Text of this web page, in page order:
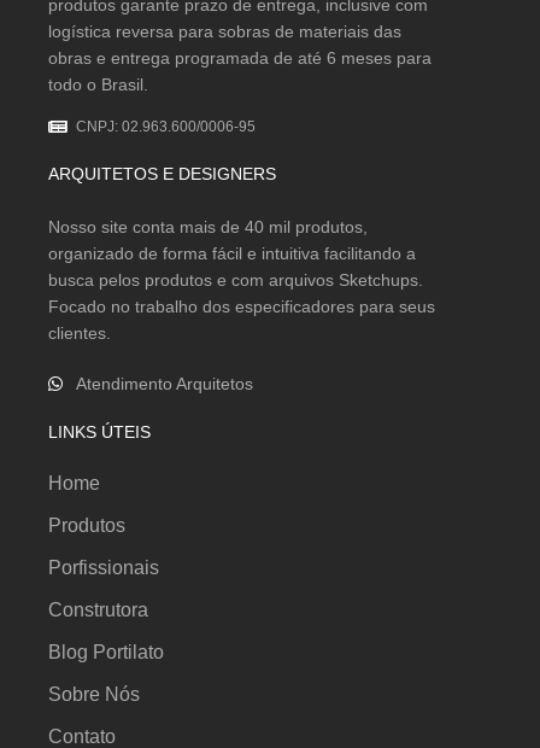
produtos garante prazo de entrega, inclusive com
logística reversa para sobras de materiais das
obras e entrega programada de até 6 meses para
todo o Brasil.
CNPJ: 02.963.600/0006-95
ARQUITETOS E DESIGNERS
Nosso site conta mais de 40 mil produtos,
organizado de forma fácil e intuitiva facilitando a
busca pelos produtos e com arquivos Sketchups.
Focado no trabalho dos especificadores para seus
clientes.
Atendimento Arquitetos
LINKS ÚTEIS
Home
Produtos
Porfissionais
Construtora
Blog Portilato
Sobre Nós
Contato